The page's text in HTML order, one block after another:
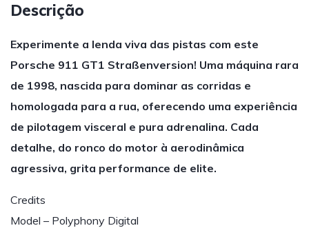
Descrição
Experimente a lenda viva das pistas com este
Porsche 911 GT1 Straßenversion! Uma máquina rara
de 1998, nascida para dominar as corridas e
homologada para a rua, oferecendo uma experiência
de pilotagem visceral e pura adrenalina. Cada
detalhe, do ronco do motor à aerodinâmica
agressiva, grita performance de elite.
Credits
Model – Polyphony Digital